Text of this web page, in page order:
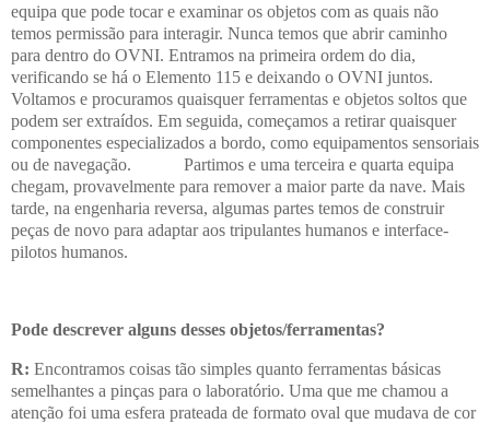
equipa que pode tocar e examinar os objetos com as quais não
temos permissão para interagir. Nunca temos que abrir caminho
para dentro do OVNI. Entramos na primeira ordem do dia,
verificando se há o Elemento 115 e deixando o OVNI juntos.
Voltamos e procuramos quaisquer ferramentas e objetos soltos que
podem ser extraídos. Em seguida, começamos a retirar quaisquer
componentes especializados a bordo, como equipamentos sensoriais
ou de navegação. Partimos e uma terceira e quarta equipa
chegam, provavelmente para remover a maior parte da nave. Mais
tarde, na engenharia reversa, algumas partes temos de construir
peças de novo para adaptar aos tripulantes humanos e interface-
pilotos humanos.
Pode descrever alguns desses objetos/ferramentas?
R: Encontramos coisas tão simples quanto ferramentas básicas
semelhantes a pinças para o laboratório. Uma que me chamou a
atenção foi uma esfera prateada de formato oval que mudava de cor